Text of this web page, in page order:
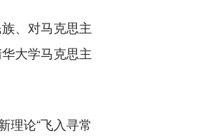
、对马克思主
大学马克思主
论“飞入寻常